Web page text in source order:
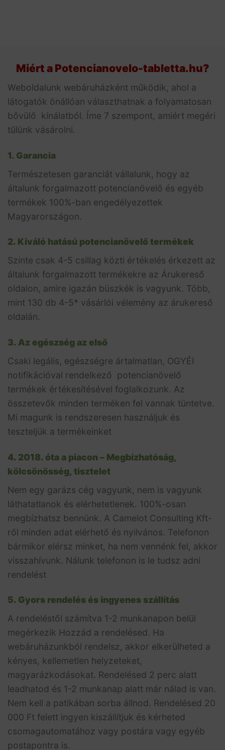
Miért a Potencianovelo-tabletta.hu?
Weboldalunk webáruházként működik, ahol a
látogatók önállóan választhatnak a folyamatosan
bővülő kínálatból. Íme 7 szempont, amiért megéri
tűlünk vásárolni.
1. Garancia
Természetesen garanciát vállalunk, hogy az
általunk forgalmazott potencianövelő és egyéb
termékek 100%-ban engedélyezettek
Magyarországon.
2. Kiváló hatású potencianövelő termékek
Szinte csak 4-5 csillag közti értékelés érkezett az
általunk forgalmazott termékekre az Árukereső
oldalon, amire igazán büszkék is vagyunk. Több,
mint 130 db 4-5* vásárlói vélemény az árukereső
oldalán.
3. Az egészség az első
Csaki legális, egészségre ártalmatlan, OGYÉI
notifikációval rendelkező potencianövelő
termékek értékesítésével foglalkozunk. Az
összetevők minden terméken fel vannak tüntetve.
Mi magunk is rendszeresen használjuk és
teszteljük a termékeinket
4. 2018. óta a piacon – Megbízhatóság,
kölcsönösség, tisztelet
Nem egy garázs cég vagyunk, nem is vagyunk
láthatatlanok és elérhetetlenek. 100%-osan
megbízhatsz bennünk. A Camelot Consulting Kft-
ről minden adat elérhető és nyilvános. Telefonon
bármikor elérsz minket, ha nem vennénk fel, akkor
visszahívunk. Nálunk telefonon is le tudsz adni
rendelést
5. Gyors rendelés és ingyenes szállítás
A rendeléstől számítva 1-2 munkanapon belül
megérkezik Hozzád a rendelésed. Ha
webáruházunkból rendelsz, akkor elkerülheted a
kényes, kellemetlen helyzeteket,
magyarázkodásokat. Rendelésed 2 perc alatt
leadhatod és 1-2 munkanap alatt már nálad is van.
Nem kell a patikában sorba állnod. Rendelésed 20
000 Ft felett ingyen kiszállítjuk és kérheted
csomagautomatához vagy postára vagy egyéb
postapontra is.